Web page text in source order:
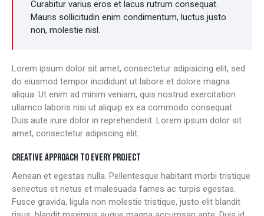
Curabitur varius eros et lacus rutrum consequat.
Mauris sollicitudin enim condimentum, luctus justo
non, molestie nisl.
Lorem ipsum dolor sit amet, consectetur adipisicing elit, sed
do eiusmod tempor incididunt ut labore et dolore magna
aliqua. Ut enim ad minim veniam, quis nostrud exercitation
ullamco laboris nisi ut aliquip ex ea commodo consequat.
Duis aute irure dolor in reprehenderit. Lorem ipsum dolor sit
amet, consectetur adipiscing elit.
CREATIVE APPROACH TO EVERY PROJECT
Aenean et egestas nulla. Pellentesque habitant morbi tristique
senectus et netus et malesuada fames ac turpis egestas.
Fusce gravida, ligula non molestie tristique, justo elit blandit